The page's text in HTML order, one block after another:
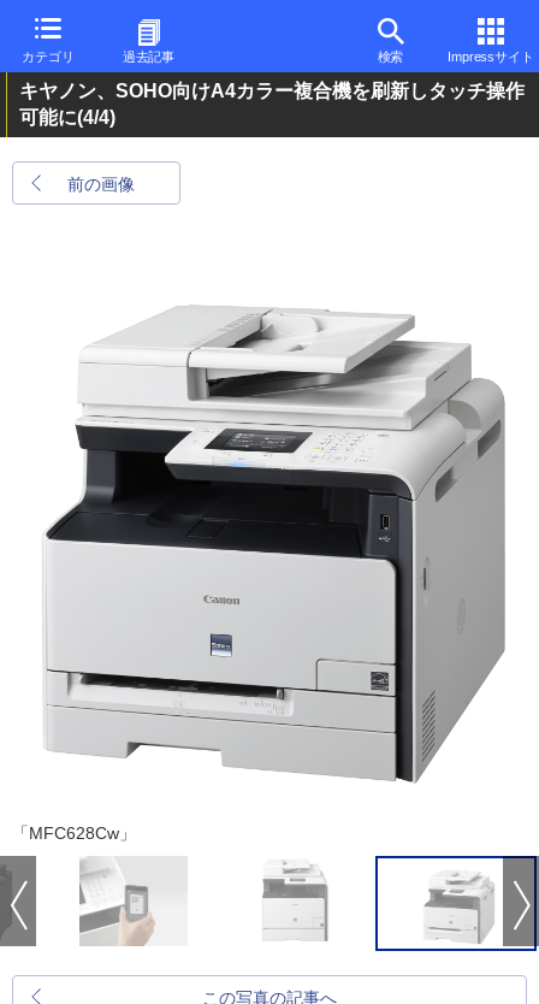
カテゴリ 過去記事 検索 Impressサイト
キヤノン、SOHO向けA4カラー複合機を刷新しタッチ操作
可能に(4/4)
前の画像
「MFC628Cw」
この写真の記事へ